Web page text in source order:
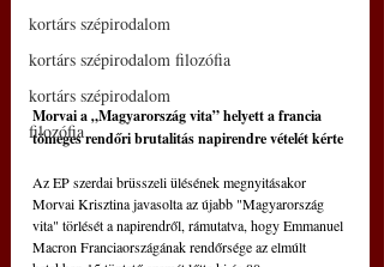
kortárs szépirodalom
kortárs szépirodalom filozófia
kortárs szépirodalom
filozófia
Morvai a „Magyarország vita” helyett a francia
tömeges rendőri brutalitás napirendre vételét kérte
Az EP szerdai brüsszeli ülésének megnyitásakor
Morvai Krisztina javasolta az újabb "Magyarország
vita" törlését a napirendről, rámutatva, hogy Emmanuel
Macron Franciaországának rendőrsége az elmúlt